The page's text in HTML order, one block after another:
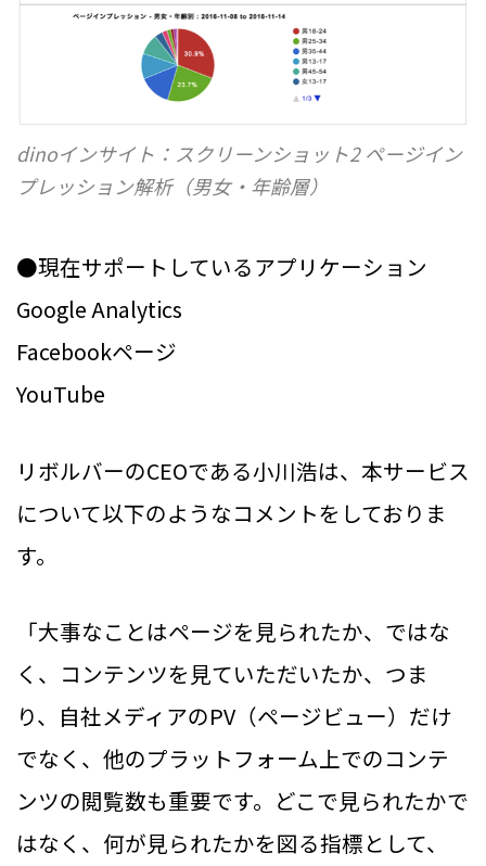
dinoインサイト：スクリーンショット2 ページイン
プレッション解析（男女・年齢層）
●現在サポートしているアプリケーション
Google Analytics
Facebookページ
YouTube
リボルバーのCEOである小川浩は、本サービス
について以下のようなコメントをしておりま
す。
「大事なことはページを見られたか、ではな
く、コンテンツを見ていただいたか、つま
り、自社メディアのPV（ページビュー）だけ
でなく、他のプラットフォーム上でのコンテ
ンツの閲覧数も重要です。どこで見られたかで
はなく、何が見られたかを図る指標として、